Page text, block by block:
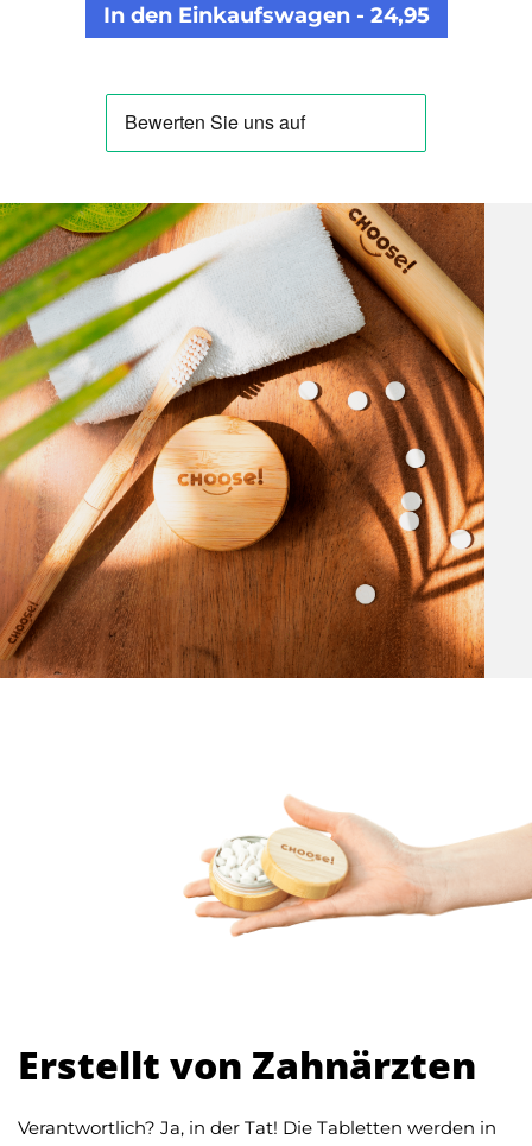
In den Einkaufswagen - 24,95
Erstellt von Zahnärzten
Verantwortlich? Ja, in der Tat! Die Tabletten werden in